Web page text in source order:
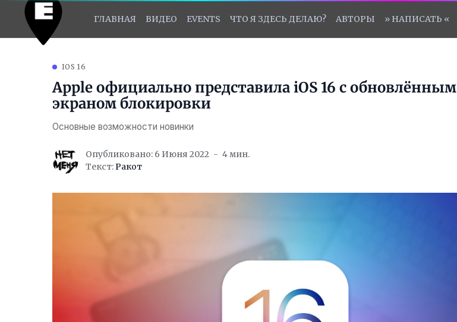
ГЛАВНАЯ ВИДЕО EVENTS ЧТО Я ЗДЕСЬ ДЕЛАЮ? АВТОРЫ » НАПИСАТЬ «
IOS 16
Apple официально представила iOS 16 с обновлённым
экраном блокировки
Основные возможности новинки
Опубликовано: 6 Июня 2022
4 мин.
Текст:Ракот